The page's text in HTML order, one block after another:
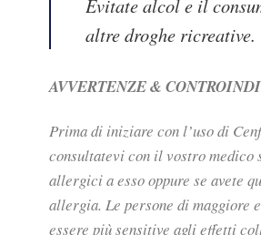
Evitate alcol e il
altre droghe ricreative.
AVVERTENZE &
Prima di iniziare con l’uso di
consultatevi con il vostro medico
allergici a esso oppure se avete
allergia. Le persone di maggiore
essere più sensitive agli effetti